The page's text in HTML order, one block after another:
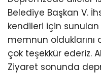
Belediye Başkan V.
kendileri için
memnun olduklarını
çok teşekkür ederiz.
Ziyaret sonunda